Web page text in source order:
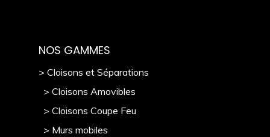
NOS GAMMES
> Cloisons et Séparations
> Cloisons Amovibles
> Cloisons Coupe Feu
> Murs mobiles